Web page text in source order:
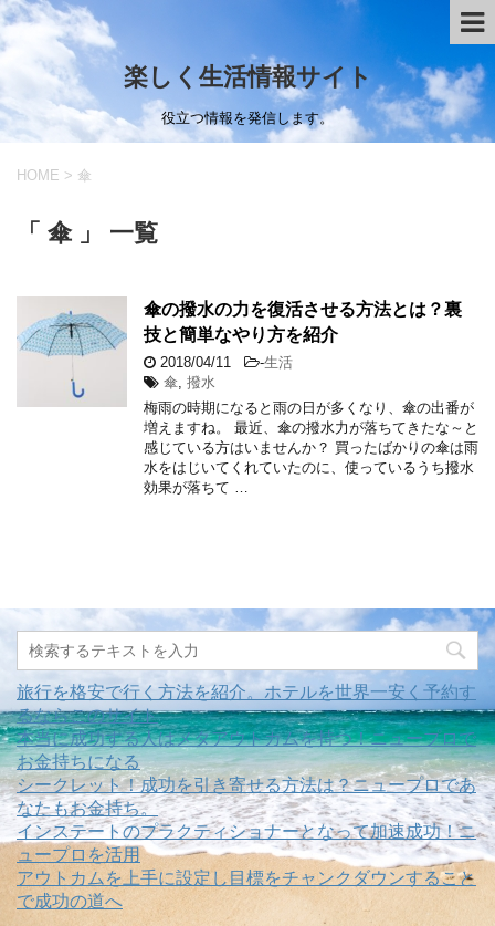
楽しく生活情報サイト
役立つ情報を発信します。
HOME > 傘
「 傘 」 一覧
傘の撥水の力を復活させる方法とは？裏
技と簡単なやり方を紹介
2018/04/11 -生活
傘 撥水
梅雨の時期になると雨の日が多くなり、傘の出番が
増えますね。 最近、傘の撥水力が落ちてきたな～と
感じている方はいませんか？ 買ったばかりの傘は雨
水をはじいてくれていたのに、使っているうち撥水
効果が落ちて …
旅行を格安で行く方法を紹介。ホテルを世界一安く予約す
るならこのサイト
本当に成功する人はメタアウトカムを持つ！ニュープロで
お金持ちになる
シークレット！成功を引き寄せる方法は？ニュープロであ
なたもお金持ち。
インステートのプラクティショナーとなって加速成功！ニ
ュープロを活用
アウトカムを上手に設定し目標をチャンクダウンすること
で成功の道へ